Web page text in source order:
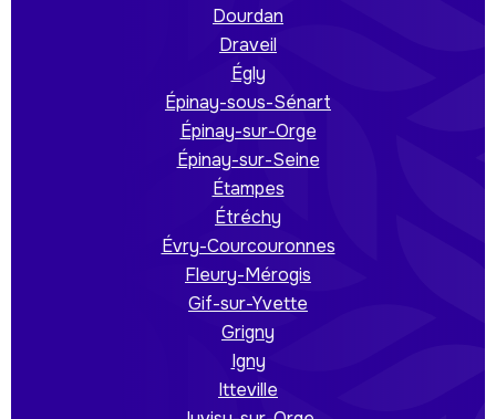
Dourdan
Draveil
Égly
Épinay-sous-Sénart
Épinay-sur-Orge
Épinay-sur-Seine
Étampes
Étréchy
Évry-Courcouronnes
Fleury-Mérogis
Gif-sur-Yvette
Grigny
Igny
Itteville